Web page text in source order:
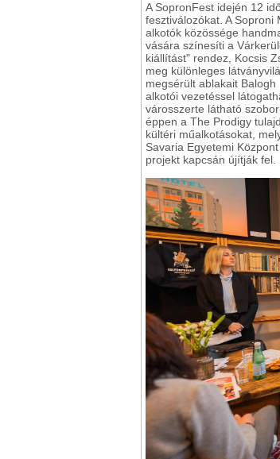
A SopronFest idején 12
fesztiválozókat. A
alkotók közössége
vására színesíti a
kiállítást" rendez, Kocsis
meg különleges
megsérült ablakait
alkotói vezetéssel
városszerte látható
éppen a The Prodigy
kültéri műalkotásokat,
Savaria Egyetemi
projekt kapcsán újítják fel.